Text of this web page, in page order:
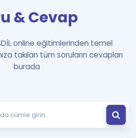
Hatırlamıyorum
GİRİŞ YAP
hazırlayacak onlarca eğitim seni
bekliyor!
İngilizce Gramer
& Cevap
online eğitimlerinden temel
takılan tüm soruların cevapları
burada